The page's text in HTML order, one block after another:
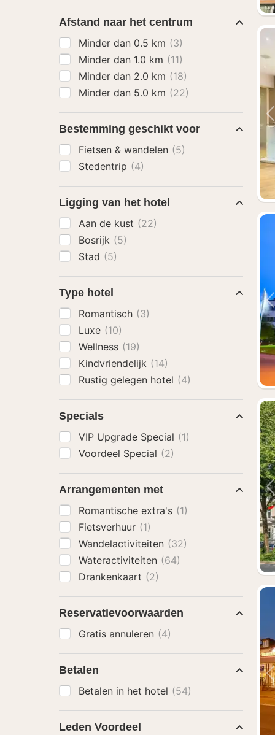
Afstand naar het centrum
Minder dan 0.5 km (3)
Minder dan 1.0 km (11)
Minder dan 2.0 km (18)
Minder dan 5.0 km (22)
Bestemming geschikt voor
Fietsen & wandelen (5)
Stedentrip (4)
Ligging van het hotel
Aan de kust (22)
Bosrijk (5)
Stad (5)
Type hotel
Romantisch (3)
Luxe (10)
Wellness (19)
Kindvriendelijk (14)
Rustig gelegen hotel (4)
Specials
VIP Upgrade Special (1)
Voordeel Special (2)
Arrangementen met
Romantische extra's (1)
Fietsverhuur (1)
Wandelactiviteiten (32)
Wateractiviteiten (64)
Drankenkaart (2)
Reservatievoorwaarden
Gratis annuleren (4)
Betalen
Betalen in het hotel (54)
Leden Voordeel